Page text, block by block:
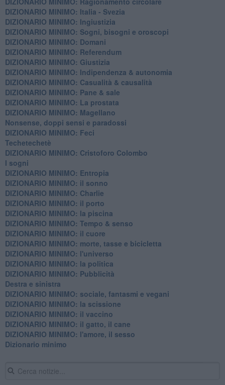
DIZIONARIO MINIMO: Italia - Svezia
DIZIONARIO MINIMO: ​Ingiustizia
DIZIONARIO MINIMO: ​Sogni, bisogni e oroscopi
DIZIONARIO MINIMO: Domani
DIZIONARIO MINIMO: Referendum
DIZIONARIO MINIMO: Giustizia
DIZIONARIO MINIMO: ​Indipendenza & autonomia
DIZIONARIO MINIMO: ​Casualità & causalità
​DIZIONARIO MINIMO: Pane & sale
DIZIONARIO MINIMO: La prostata
​DIZIONARIO MINIMO: Magellano
Nonsense, doppi sensi e paradossi
DIZIONARIO MINIMO: Feci
Techetechetè
DIZIONARIO MINIMO: Cristoforo Colombo
I sogni
DIZIONARIO MINIMO: Entropia
DIZIONARIO MINIMO: il sonno
DIZIONARIO MINIMO: Charlie
DIZIONARIO MINIMO: il porto
DIZIONARIO MINIMO: la piscina
DIZIONARIO MINIMO: Tempo & senso
DIZIONARIO MINIMO: il cuore
DIZIONARIO MINIMO: morte, tasse e bicicletta
DIZIONARIO MINIMO: l'universo
DIZIONARIO MINIMO: la politica
DIZIONARIO MINIMO: Pubblicità
Destra e sinistra
DIZIONARIO MINIMO: sociale, fantasmi e vegani
DIZIONARIO MINIMO: la scissione
DIZIONARIO MINIMO: il vaccino
DIZIONARIO MINIMO: il gatto, il cane
DIZIONARIO MINIMO: l'amore, il sesso
Dizionario minimo